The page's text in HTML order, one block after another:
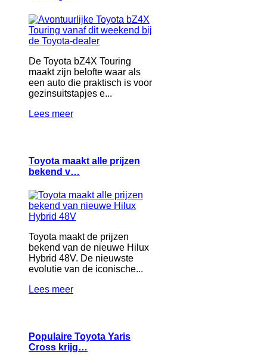
De Toyota bZ4X Touring
maakt zijn belofte waar als
een auto die praktisch is voor
gezinsuitstapjes e...
Lees meer
Toyota maakt alle prijzen
bekend v…
Toyota maakt de prijzen
bekend van de nieuwe Hilux
Hybrid 48V. De nieuwste
evolutie van de iconische...
Lees meer
Populaire Toyota Yaris
Cross krijg…